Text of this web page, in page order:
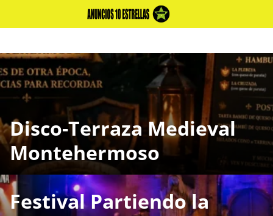
Disco-Terraza Medieval
Montehermoso
Festival Partiendo la